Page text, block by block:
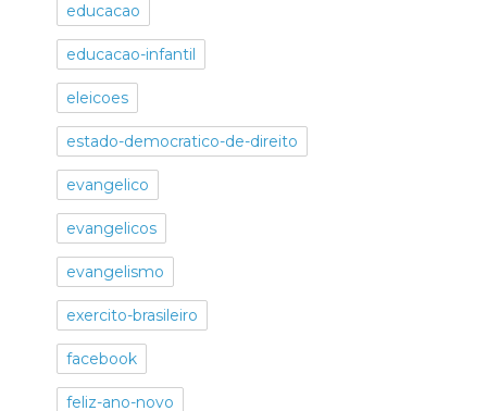
educacao
educacao-infantil
eleicoes
estado-democratico-de-direito
evangelico
evangelicos
evangelismo
exercito-brasileiro
facebook
feliz-ano-novo